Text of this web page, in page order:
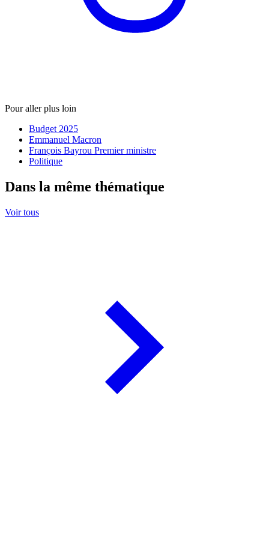
Pour aller plus loin
Budget 2025
Emmanuel Macron
François Bayrou Premier ministre
Politique
Dans la même thématique
Voir tous